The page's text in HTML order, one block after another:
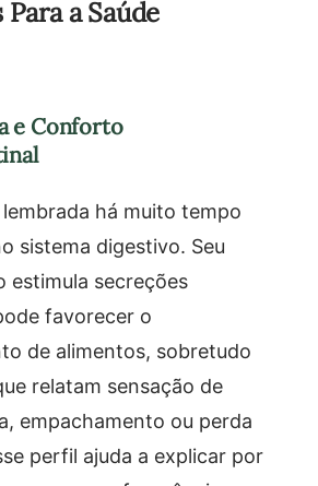
a Saúde
e Conforto
há muito tempo
sistema digestivo. Seu
estimula secreções
favorecer o
de alimentos, sobretudo
relatam sensação de
empachamento ou perda
perfil ajuda a explicar por